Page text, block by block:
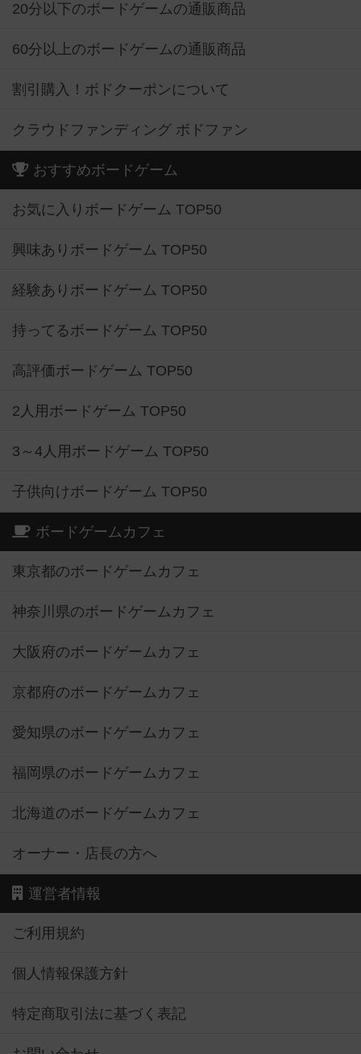
20分以下のボードゲームの通販商品
60分以上のボードゲームの通販商品
割引購入！ボドクーポンについて
クラウドファンディング ボドファン
おすすめボードゲーム
お気に入りボードゲーム TOP50
興味ありボードゲーム TOP50
経験ありボードゲーム TOP50
持ってるボードゲーム TOP50
高評価ボードゲーム TOP50
2人用ボードゲーム TOP50
3～4人用ボードゲーム TOP50
子供向けボードゲーム TOP50
ボードゲームカフェ
東京都のボードゲームカフェ
神奈川県のボードゲームカフェ
大阪府のボードゲームカフェ
京都府のボードゲームカフェ
愛知県のボードゲームカフェ
福岡県のボードゲームカフェ
北海道のボードゲームカフェ
オーナー・店長の方へ
運営者情報
ご利用規約
個人情報保護方針
特定商取引法に基づく表記